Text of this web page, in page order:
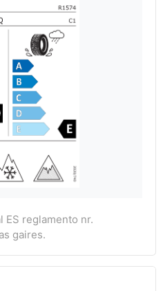
ES reglamento nr.
gaires.